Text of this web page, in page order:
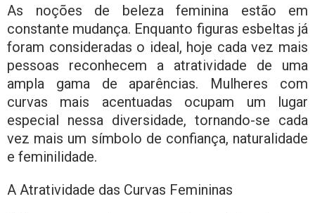
As noções de beleza feminina estão em
constante mudança. Enquanto figuras esbeltas já
foram consideradas o ideal, hoje cada vez mais
pessoas reconhecem a atratividade de uma
ampla gama de aparências. Mulheres com
curvas mais acentuadas ocupam um lugar
especial nessa diversidade, tornando-se cada
vez mais um símbolo de confiança, naturalidade
e feminilidade.
A Atratividade das Curvas Femininas